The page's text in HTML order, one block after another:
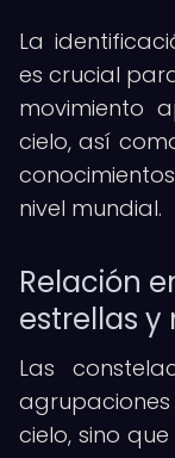
La
es crucial
movimiento
cielo, así
nivel mundial.
Relación
estrellas
Las
cielo, sino